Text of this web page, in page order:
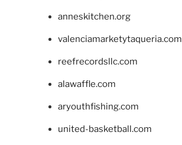
anneskitchen.org
valenciamarketytaqueria.com
reefrecordsllc.com
alawaffle.com
aryouthfishing.com
united-basketball.com